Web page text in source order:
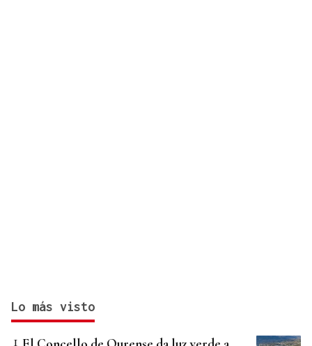
Lo más visto